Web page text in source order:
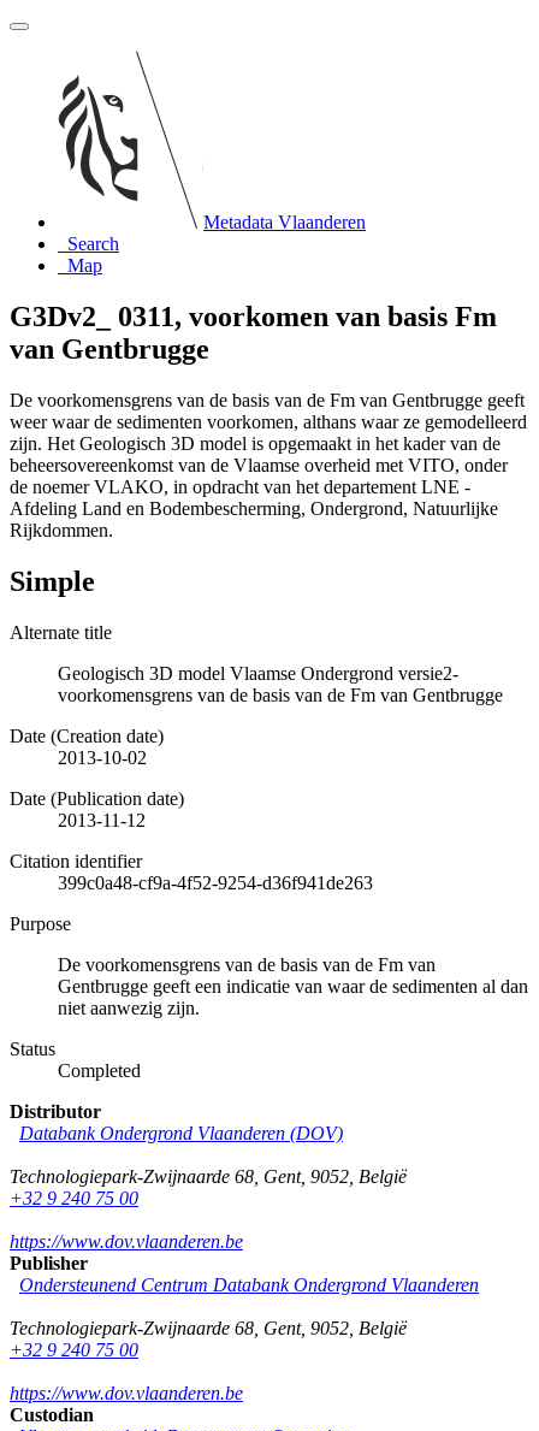
Metadata Vlaanderen
Search
Map
G3Dv2_ 0311, voorkomen van basis Fm
van Gentbrugge
De voorkomensgrens van de basis van de Fm van Gentbrugge geeft
weer waar de sedimenten voorkomen, althans waar ze gemodelleerd
zijn. Het Geologisch 3D model is opgemaakt in het kader van de
beheersovereenkomst van de Vlaamse overheid met VITO, onder
de noemer VLAKO, in opdracht van het departement LNE -
Afdeling Land en Bodembescherming, Ondergrond, Natuurlijke
Rijkdommen.
Simple
Alternate title
Geologisch 3D model Vlaamse Ondergrond versie2-
voorkomensgrens van de basis van de Fm van Gentbrugge
Date (Creation date)
2013-10-02
Date (Publication date)
2013-11-12
Citation identifier
399c0a48-cf9a-4f52-9254-d36f941de263
Purpose
De voorkomensgrens van de basis van de Fm van
Gentbrugge geeft een indicatie van waar de sedimenten al dan
niet aanwezig zijn.
Status
Completed
Distributor
Databank Ondergrond Vlaanderen (DOV)
Technologiepark-Zwijnaarde 68 Gent, 9052 België
+32 9 240 75 00
https://www.dov.vlaanderen.be
Publisher
Ondersteunend Centrum Databank Ondergrond Vlaanderen
Technologiepark-Zwijnaarde 68 Gent, 9052 België
+32 9 240 75 00
https://www.dov.vlaanderen.be
Custodian